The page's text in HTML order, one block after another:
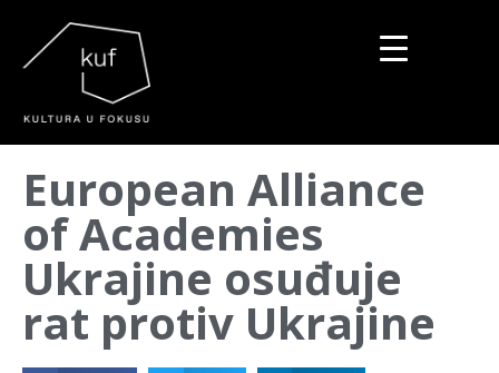
European Alliance
of Academies
Ukrajine osuđuje
rat protiv Ukrajine
▼
▼